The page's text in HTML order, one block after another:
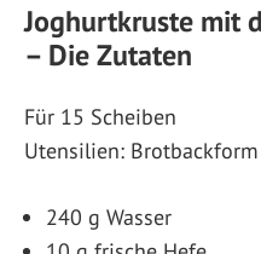
Joghurtkruste mit
– Die Zutaten
Für 15 Scheiben
Utensilien:
240 g Wasser